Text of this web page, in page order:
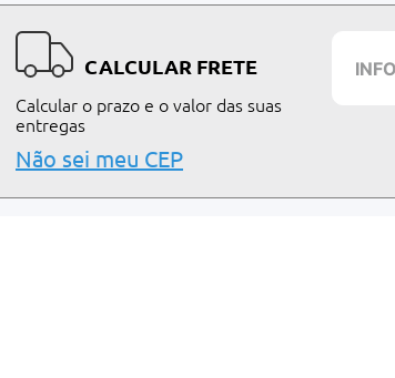
CALCULAR FRETE
Calcular o prazo e o valor das suas
entregas
Não sei meu CEP